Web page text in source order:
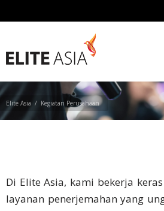
KEGIATAN
Elite Asia Kegiatan Perusahaan
Di Elite Asia, kami bekerja
layanan penerjemahan yang
ID
Beranda
Bisnis
Tentang
Elite